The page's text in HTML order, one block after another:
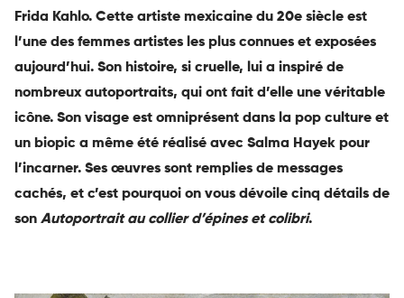
Frida Kahlo. Cette artiste mexicaine du 20e siècle est
l’une des femmes artistes les plus connues et exposées
aujourd’hui. Son histoire, si cruelle, lui a inspiré de
nombreux autoportraits, qui ont fait d’elle une véritable
icône. Son visage est omniprésent dans la pop culture et
un biopic a même été réalisé avec Salma Hayek pour
l’incarner. Ses œuvres sont remplies de messages
cachés, et c’est pourquoi on vous dévoile cinq détails de
son Autoportrait au collier d’épines et colibri.